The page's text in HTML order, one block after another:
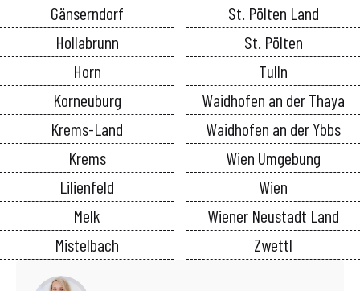
Gänserndorf
Hollabrunn
Horn
Korneuburg
Krems-Land
Krems
Lilienfeld
Melk
Mistelbach
St. Pölten Land
St. Pölten
Tulln
Waidhofen an der Thaya
Waidhofen an der Ybbs
Wien Umgebung
Wien
Wiener Neustadt Land
Zwettl